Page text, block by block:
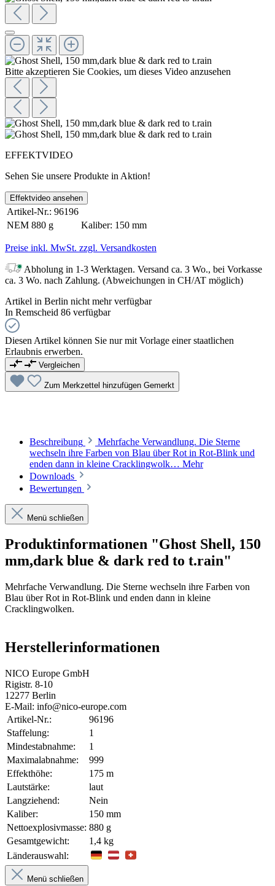
Bitte akzeptieren Sie Cookies, um dieses Video anzusehen
EFFEKTVIDEO
Sehen Sie unsere Produkte in Aktion!
Effektvideo ansehen
Artikel-Nr.: 96196
NEM 880 g Kaliber: 150 mm
Preise inkl. MwSt. zzgl. Versandkosten
Abholung in 1-3 Werktagen. Versand ca. 3 Wo., bei Vorkasse
ca. 3 Wo. nach Zahlung. (Abweichungen in CH/AT möglich)
Artikel in Berlin nicht mehr verfügbar
In Remscheid 86 verfügbar
Diesen Artikel können Sie nur mit Vorlage einer staatlichen
Erlaubnis erwerben.
Vergleichen
Zum Merkzettel hinzufügen Gemerkt
Beschreibung
Mehrfache Verwandlung. Die Sterne
wechseln ihre Farben von Blau über Rot in Rot-Blink und
enden dann in kleine Cracklingwolk… Mehr
Downloads
Bewertungen
Menü schließen
Produktinformationen "Ghost Shell, 150
mm,dark blue & dark red to t.rain"
Mehrfache Verwandlung. Die Sterne wechseln ihre Farben von
Blau über Rot in Rot-Blink und enden dann in kleine
Cracklingwolken.
Herstellerinformationen
NICO Europe GmbH
Rigistr. 8-10
12277 Berlin
E-Mail: info@nico-europe.com
Artikel-Nr.:
96196
Staffelung:
1
Mindestabnahme:
1
Maximalabnahme:
999
Effekthöhe:
175 m
Lautstärke:
laut
Langziehend:
Nein
Kaliber:
150 mm
Nettoexplosivmasse: 880 g
Gesamtgewicht:
1,4 kg
Länderauswahl:
Menü schließen